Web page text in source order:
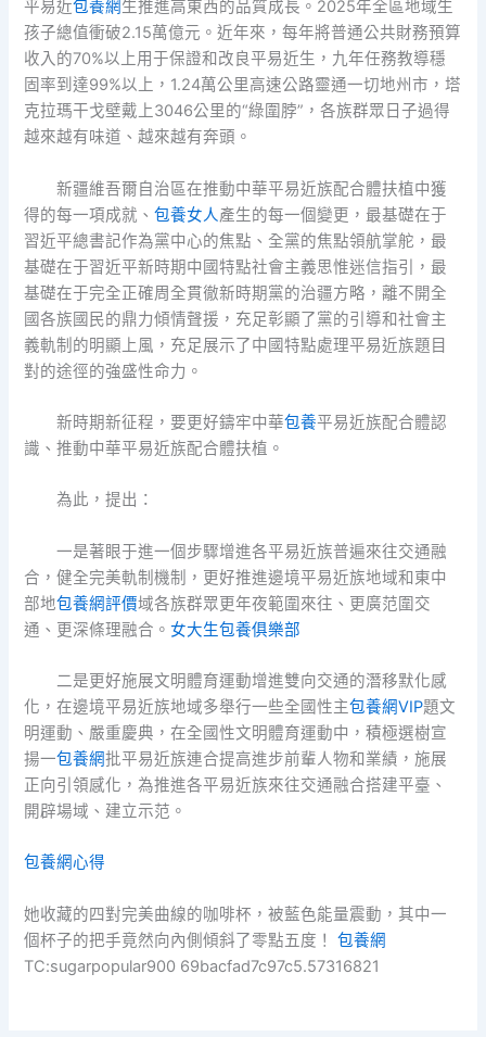
平易近包養網生推進高東西的品質成長。2025年全區地域生
孩子總值衝破2.15萬億元。近年來，每年將普通公共財務預算
收入的70%以上用于保證和改良平易近生，九年任務教導穩
固率到達99%以上，1.24萬公里高速公路靈通一切地州市，塔
克拉瑪干戈壁戴上3046公里的“綠圍脖”，各族群眾日子過得
越來越有味道、越來越有奔頭。
新疆維吾爾自治區在推動中華平易近族配合體扶植中獲
得的每一項成就、包養女人 產生的每一個變更，最基礎在于
習近平總書記作為黨中心的焦點、全黨的焦點領航掌舵，最
基礎在于習近平新時期中國特點社會主義思惟迷信指引，最
基礎在于完全正確周全貫徹新時期黨的治疆方略，離不開全
國各族國民的鼎力傾情聲援，充足彰顯了黨的引導和社會主
義軌制的明顯上風，充足展示了中國特點處理平易近族題目
對的途徑的強盛性命力。
新時期新征程，要更好鑄牢中華包養平易近族配合體認
識、推動中華平易近族配合體扶植。
為此，提出：
一是著眼于進一個步驟增進各平易近族普遍來往交通融
合，健全完美軌制機制，更好推進邊境平易近族地域和東中
部地包養網評價域各族群眾更年夜範圍來往、更廣范圍交
通、更深條理融合。女大生包養俱樂部
二是更好施展文明體育運動增進雙向交通的潛移默化感
化，在邊境平易近族地域多舉行一些全國性主包養網VIP題文
明運動、嚴重慶典，在全國性文明體育運動中，積極選樹宣
揚一包養網批平易近族連合提高進步前輩人物和業績，施展
正向引領感化，為推進各平易近族來往交通融合搭建平臺、
開辟場域、建立示范。
包養網心得
她收藏的四對完美曲線的咖啡杯，被藍色能量震動，其中一
個杯子的把手竟然向內側傾斜了零點五度！包養網
TC:sugarpopular900 69bacfad7c97c5.57316821